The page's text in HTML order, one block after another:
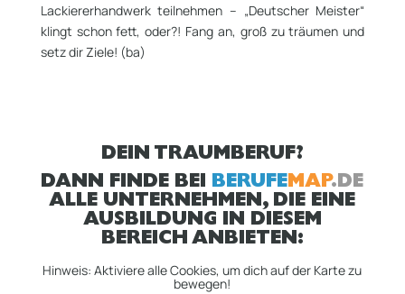
Lackiererhandwerk teilnehmen – „Deutscher Meister“
klingt schon fett, oder?! Fang an, groß zu träumen und
setz dir Ziele! (ba)
DEIN TRAUMBERUF?
DANN FINDE BEI BERUFEMAP.DE
ALLE UNTERNEHMEN, DIE EINE
AUSBILDUNG IN DIESEM
BEREICH ANBIETEN:
Hinweis: Aktiviere alle Cookies, um dich auf der Karte zu
bewegen!